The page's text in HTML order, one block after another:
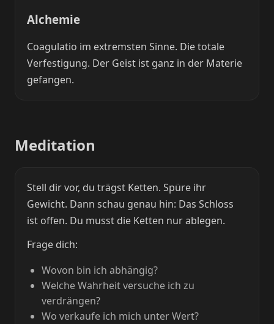
Alchemie
Coagulatio im extremsten Sinne. Die totale
Verfestigung. Der Geist ist ganz in der Materie
gefangen.
Meditation
Stell dir vor, du trägst Ketten. Spüre ihr
Gewicht. Dann schau genau hin: Das Schloss
ist offen. Du musst die Ketten nur ablegen.
Frage dich:
Wovon bin ich abhängig?
Welche Wahrheit versuche ich zu
verdrängen?
Wo verkaufe ich mich unter Wert?